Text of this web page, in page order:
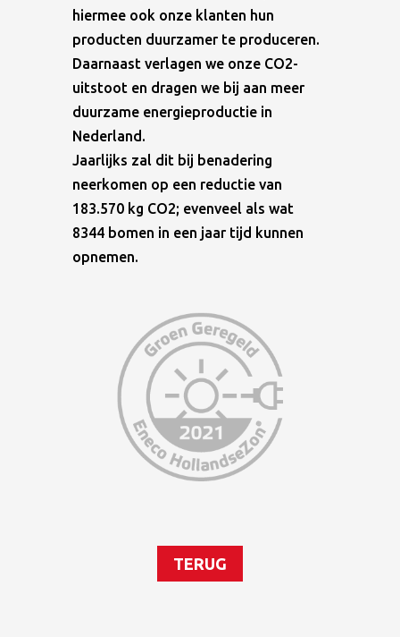
hiermee ook onze klanten hun
producten duurzamer te produceren.
Daarnaast verlagen we onze CO2-
uitstoot en dragen we bij aan meer
duurzame energieproductie in
Nederland.
Jaarlijks zal dit bij benadering
neerkomen op een reductie van
183.570 kg CO2; evenveel als wat
8344 bomen in een jaar tijd kunnen
opnemen.
TERUG